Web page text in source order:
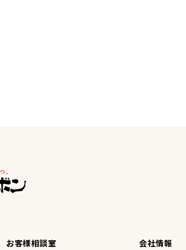
お客様相談室 会社情報